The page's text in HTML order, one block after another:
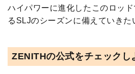
ハイパワーに進化したこのロッ
るSLJのシーズンに備えていきた
ZENITHの公式をチェックし